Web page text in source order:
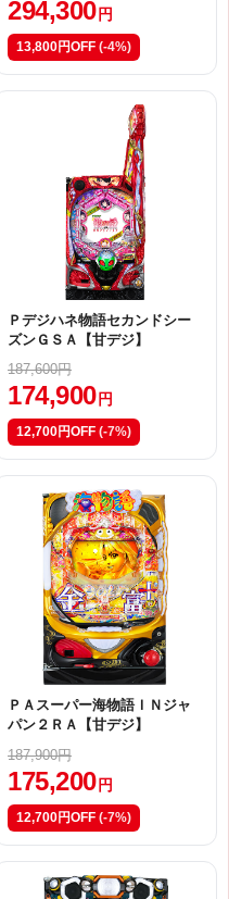
294,300 円
13,800円OFF (-4%)
Ｐデジハネ物語セカンドシー
ズンＧＳＡ【甘デジ】
187,600円
174,900 円
12,700円OFF (-7%)
ＰＡスーパー海物語ＩＮジャ
パン２ＲＡ【甘デジ】
187,900円
175,200円
12,700円OFF (-7%)